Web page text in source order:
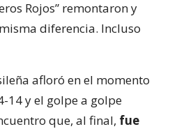
Rojos” remontaron y
diferencia. Incluso
afloró en el momento
14 y el golpe a golpe
que, al final, fue